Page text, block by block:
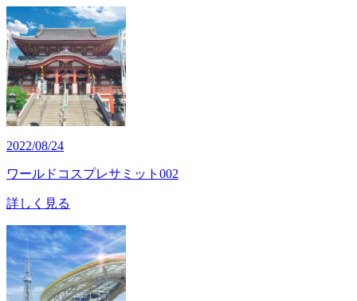
2022/08/24
ワールドコスプレサミット002
詳しく見る